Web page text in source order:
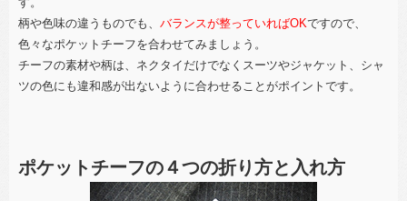
柄や色味の違うものでも、 バランスが整っていればOKですので、
色々なポケットチーフを合わせてみましょう。
チーフの素材や柄は、ネクタイだけでなくスーツやジャケット、シャ
ツの色にも違和感が出ないように合わせることがポイントです。
ポケットチーフの４つの折り方と入れ方